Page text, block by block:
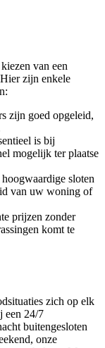
van een
zijn enkele
zijn goed opgeleid,
is bij
mogelijk ter plaatse
sloten
van uw woning of
prijzen zonder
komt te
zich op elk
een 24/7
buitengesloten
onze